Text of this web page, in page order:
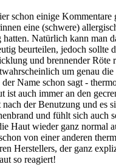
schon einige Kommentare
eine (schwere)
hatten. Natürlich kann man
beurteilen, jedoch sollte
und brennender Röte
um genau
Name schon sagt -
ist auch immer an den
der Benutzung und es
und fühlt sich auch
Haut wieder ganz normal
von einer anderen
Herstellers, der ganz
so reagiert!